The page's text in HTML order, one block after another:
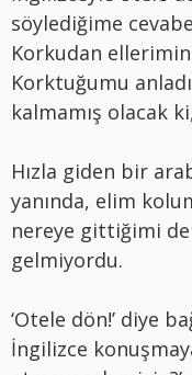
söylediğime
Korkudan
Korktuğumu
kalmamış olacak
Hızla giden bir
yanında, elim
nereye gittiğimi
gelmiyordu.
‘Otele dön!’ diye
İngilizce